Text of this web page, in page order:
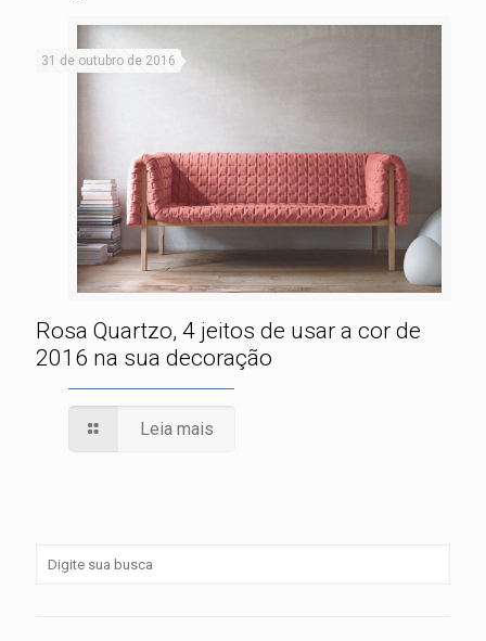
31 de outubro de 2016
Rosa Quartzo, 4 jeitos de usar a cor de
2016 na sua decoração
Leia mais